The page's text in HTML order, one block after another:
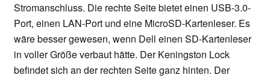
Stromanschluss. Die rechte Seite bietet einen USB-3.0-
Port, einen LAN-Port und eine MicroSD-Kartenleser. Es
wäre besser gewesen, wenn Dell einen SD-Kartenleser
in voller Größe verbaut hätte. Der Keningston Lock
befindet sich an der rechten Seite ganz hinten. Der